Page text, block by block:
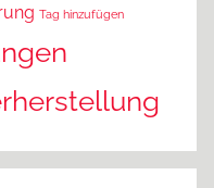
Tag hinzufügen